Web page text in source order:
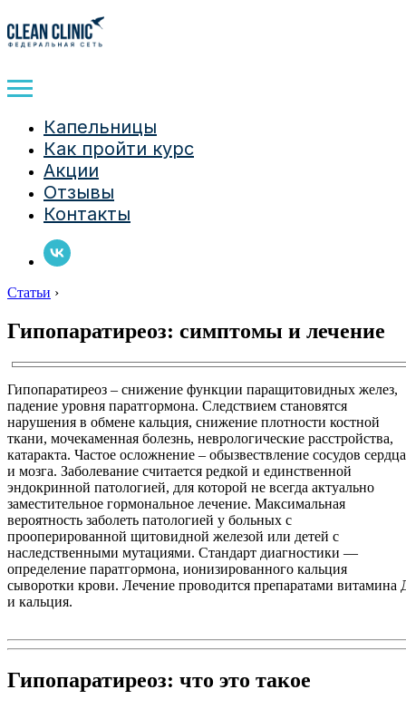
Капельницы
Как пройти курс
Акции
Отзывы
Контакты
Статьи ›
Гипопаратиреоз: симптомы и лечение
Гипопаратиреоз – снижение функции паращитовидных желез,
падение уровня паратгормона. Следствием становятся
нарушения в обмене кальция, снижение плотности костной
ткани, мочекаменная болезнь, неврологические расстройства,
катаракта. Частое осложнение – обызвествление сосудов сердца
и мозга. Заболевание считается редкой и единственной
эндокринной патологией, для которой не всегда актуально
заместительное гормональное лечение. Максимальная
вероятность заболеть патологией у больных с
прооперированной щитовидной железой или детей с
наследственными мутациями. Стандарт диагностики —
определение паратгормона, ионизированного кальция
сыворотки крови. Лечение проводится препаратами витамина
и кальция.
Гипопаратиреоз: что это такое